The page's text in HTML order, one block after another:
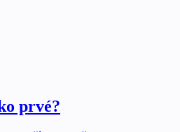
prvé?